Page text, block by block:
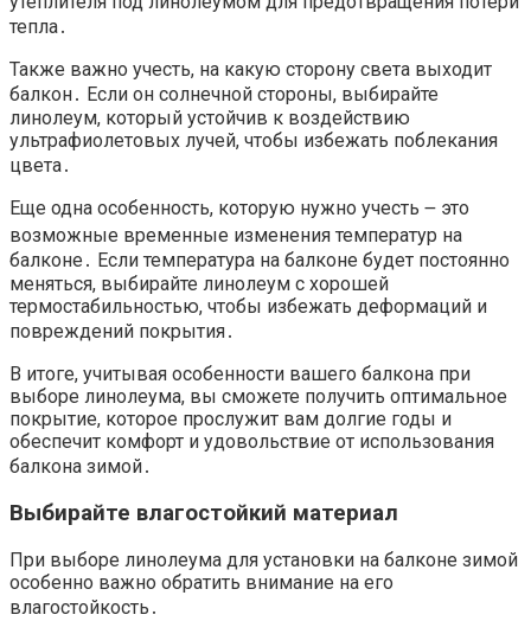
тепла․
Также важно учесть, на какую сторону света выходит
балкон․ Если он солнечной стороны, выбирайте
линолеум, который устойчив к воздействию
ультрафиолетовых лучей, чтобы избежать поблекания
цвета․
Еще одна особенность, которую нужно учесть ౼ это
возможные временные изменения температур на
балконе․ Если температура на балконе будет постоянно
меняться, выбирайте линолеум с хорошей
термостабильностью, чтобы избежать деформаций и
повреждений покрытия․
В итоге, учитывая особенности вашего балкона при
выборе линолеума, вы сможете получить оптимальное
покрытие, которое прослужит вам долгие годы и
обеспечит комфорт и удовольствие от использования
балкона зимой․
Выбирайте влагостойкий материал
При выборе линолеума для установки на балконе зимой
особенно важно обратить внимание на его
влагостойкость․